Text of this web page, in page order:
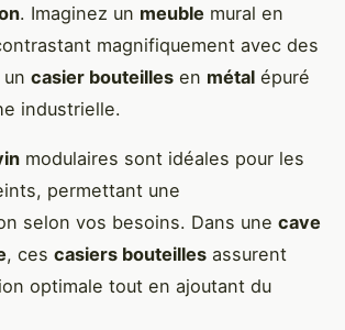
. Imaginez un meuble mural en
magnifiquement avec des
casier bouteilles en métal épuré
industrielle.
modulaires sont idéales pour les
permettant une
selon vos besoins. Dans une cave
, ces casiers bouteilles assurent
optimale tout en ajoutant du